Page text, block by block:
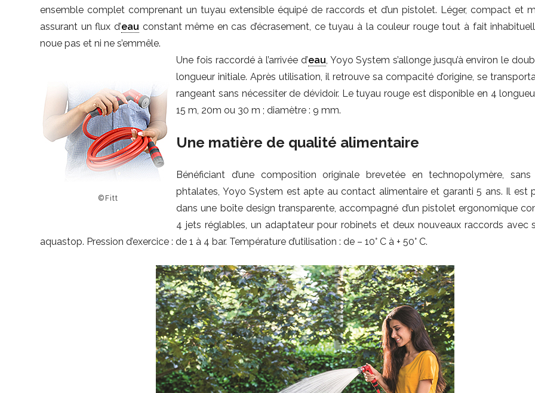
ensemble complet comprenant un tuyau extensible équipé de raccords et d’un pistolet. Léger, compact et
assurant un flux d’eau constant même en cas d’écrasement, ce tuyau à la couleur rouge tout à fait
noue pas et ni ne s’emmêle.
©Fitt
Une fois raccordé à l’arrivée d’eau, Yoyo System s’allonge jusqu’à environ le
longueur initiale. Après utilisation, il retrouve sa compacité d’origine, se
rangeant sans nécessiter de dévidoir. Le tuyau rouge est disponible en 4
15 m, 20m ou 30 m ; diamètre : 9 mm.
Une matière de qualité alimentaire
Bénéficiant d’une composition originale brevetée en technopolymère,
phtalates, Yoyo System est apte au contact alimentaire et garanti 5 ans. Il est
dans une boîte design transparente, accompagné d’un pistolet ergonomique
4 jets réglables, un adaptateur pour robinets et deux nouveaux raccords avec
aquastop. Pression d’exercice : de 1 à 4 bar. Température d’utilisation : de – 10° C à + 50° C.